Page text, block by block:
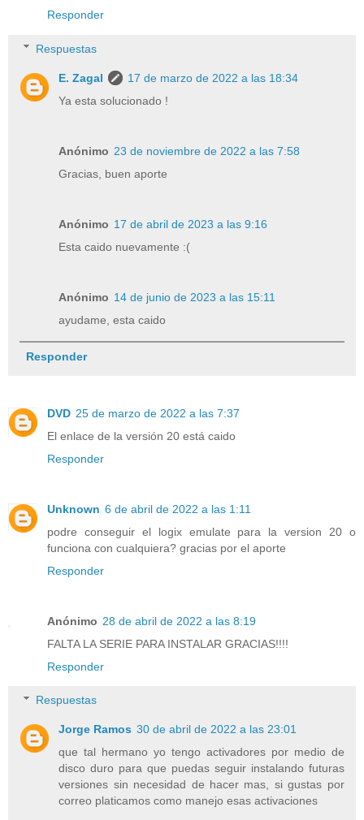
Responder
Respuestas
E. Zagal
17 de marzo de 2022 a las 18:34
Ya esta solucionado !
Anónimo 23 de noviembre de 2022 a las 7:58
Gracias, buen aporte
Anónimo 17 de abril de 2023 a las 9:16
Esta caido nuevamente :(
Anónimo 14 de junio de 2023 a las 15:11
ayudame, esta caido
Responder
DVD 25 de marzo de 2022 a las 7:37
El enlace de la versión 20 está caido
Responder
Unknown 6 de abril de 2022 a las 1:11
podre conseguir el logix emulate para la version 20 o
funciona con cualquiera? gracias por el aporte
Responder
Anónimo 28 de abril de 2022 a las 8:19
FALTA LA SERIE PARA INSTALAR GRACIAS!!!!
Responder
Respuestas
Jorge Ramos 30 de abril de 2022 a las 23:01
que tal hermano yo tengo activadores por medio de
disco duro para que puedas seguir instalando futuras
versiones sin necesidad de hacer mas, si gustas por
correo platicamos como manejo esas activaciones